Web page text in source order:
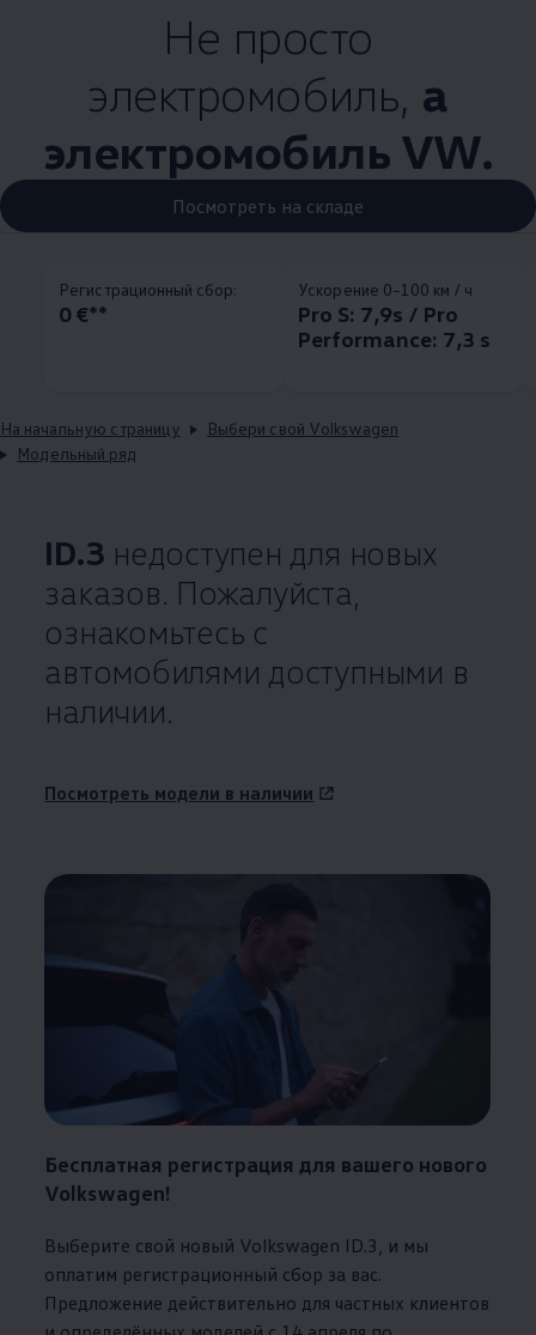
Не просто
электромобиль, а
электромобиль VW.
Посмотреть на складе
Pегистрационный сбор:
0 €**
Ускорение 0–100 км / ч
Pro S: 7,9s / Pro
Performance: 7,3 s
На начальную страницу
Выбери свой Volkswagen
Модельный ряд
ID.3 недоступен для новых
заказов. Пожалуйста,
ознакомьтесь с
автомобилями доступными в
наличии.
Посмотреть модели в наличии
Бесплатная регистрация для вашего нового
Volkswagen!
Выберите свой новый Volkswagen ID.3, и мы
оплатим регистрационный сбор за вас.
Предложение действительно для частных клиентов